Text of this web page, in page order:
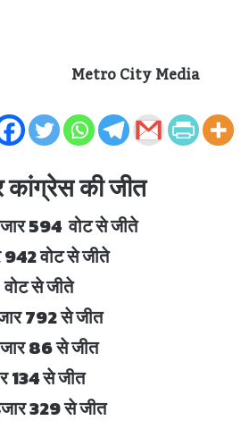
Metro City Media
कांग्रेस की जीत
594 वोट से जीते
वोट से जीते
से जीते
792 से जीत
86 से जीत
134 से जीत
329 से जीत